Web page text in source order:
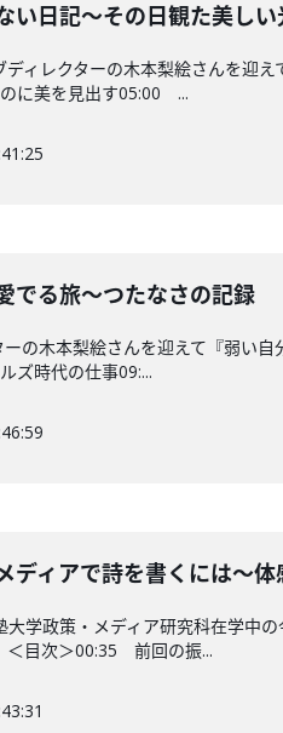
い日記〜その日観た美しい
ィレクターの木本梨絵さんを迎
に美を見出す05:00 ...
でる旅〜つたなさの記録
ーの木本梨絵さんを迎えて『弱い
ズ時代の仕事09:...
ディアで詩を書くには〜
大学政策・メディア研究科在学中
＜目次＞00:35 前回の振...